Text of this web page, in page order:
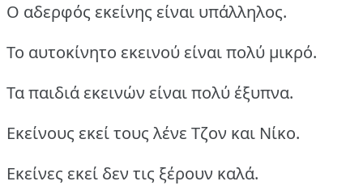
Ο αδερφός εκείνης είναι υπάλληλος.
Το αυτοκίνητο εκεινού είναι πολύ μικρό.
Τα παιδιά εκεινών είναι πολύ έξυπνα.
Εκείνους εκεί τους λένε Τζον και Νίκο.
Εκείνες εκεί δεν τις ξέρουν καλά.